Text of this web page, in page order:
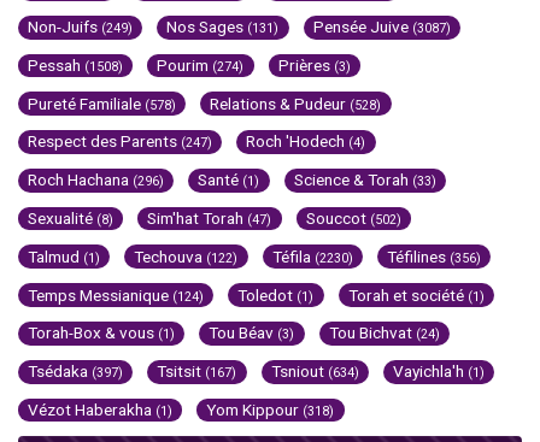
Non-Juifs (249) Nos Sages (131) Pensée Juive (3087)
Pessah (1508) Pourim (274) Prières (3)
Pureté Familiale (578) Relations & Pudeur (528)
Respect des Parents (247) Roch 'Hodech (4)
Roch Hachana (296) Santé (1) Science & Torah (33)
Sexualité (8) Sim'hat Torah (47) Souccot (502)
Talmud (1) Techouva (122) Téfila (2230) Téfilines (356)
Temps Messianique (124) Toledot (1) Torah et société (1)
Torah-Box & vous (1) Tou Béav (3) Tou Bichvat (24)
Tsédaka (397) Tsitsit (167) Tsniout (634) Vayichla'h (1)
Vézot Haberakha (1) Yom Kippour (318)